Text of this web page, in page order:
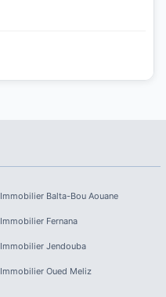
Immobilier Balta-Bou Aouane
Immobilier Fernana
Immobilier Jendouba
Immobilier Oued Meliz